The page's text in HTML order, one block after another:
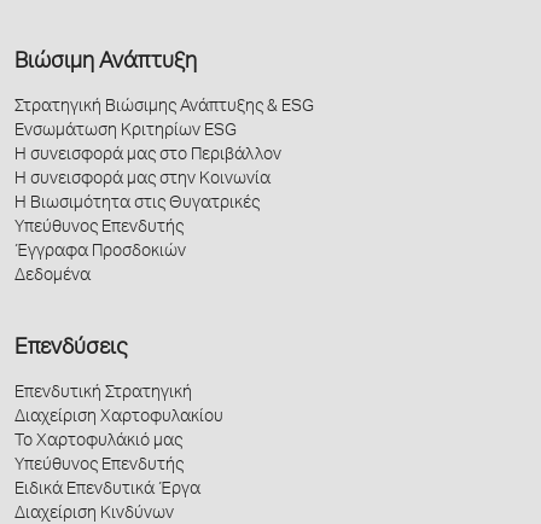
Βιώσιμη Ανάπτυξη
Στρατηγική Βιώσιμης Ανάπτυξης & ESG
Ενσωμάτωση Κριτηρίων ESG
Η συνεισφορά μας στο Περιβάλλον
Η συνεισφορά μας στην Κοινωνία
Η Βιωσιμότητα στις Θυγατρικές
Υπεύθυνος Επενδυτής
Έγγραφα Προσδοκιών
Δεδομένα
Επενδύσεις
Επενδυτική Στρατηγική
Διαχείριση Χαρτοφυλακίου
Το Χαρτοφυλάκιό μας
Υπεύθυνος Επενδυτής
Ειδικά Επενδυτικά Έργα
Διαχείριση Κινδύνων